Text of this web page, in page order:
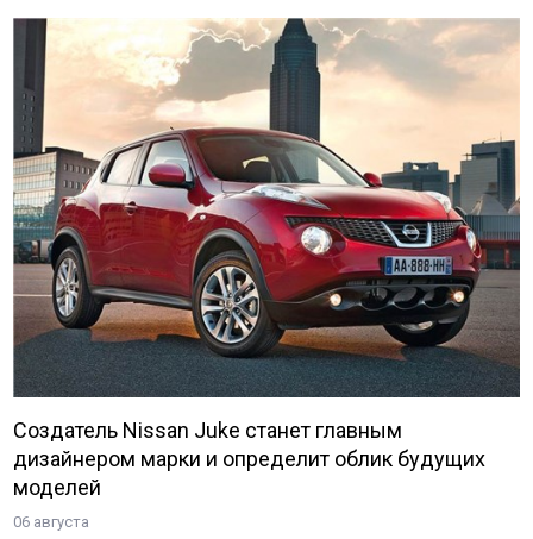
Создатель Nissan Juke станет главным
дизайнером марки и определит облик будущих
моделей
06 августа